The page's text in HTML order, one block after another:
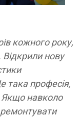
кожного року,
Відкрили нову
така професія,
Якщо навколо
ремонтувати